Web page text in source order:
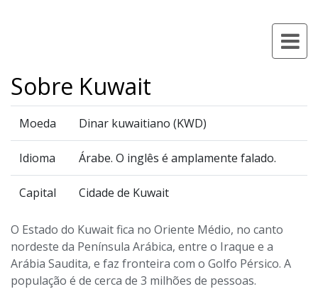
Sobre Kuwait
Moeda Dinar kuwaitiano (KWD)
Idioma Árabe. O inglês é amplamente falado.
Capital Cidade de Kuwait
O Estado do Kuwait fica no Oriente Médio, no canto
nordeste da Península Arábica, entre o Iraque e a
Arábia Saudita, e faz fronteira com o Golfo Pérsico. A
população é de cerca de 3 milhões de pessoas.